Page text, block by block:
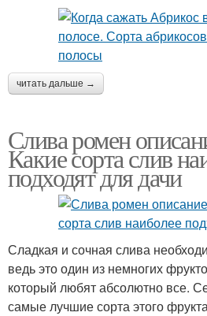
читать дальше →
Слива ромен
Какие сорта слив
подходят для дачи
Сладкая и сочная слива
ведь это один из немногих
который любят абсолютно все.
самые лучшие сорта этого